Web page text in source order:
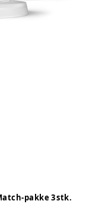
pakke 3 stk.